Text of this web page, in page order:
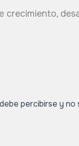
crecimiento,
percibirse y no